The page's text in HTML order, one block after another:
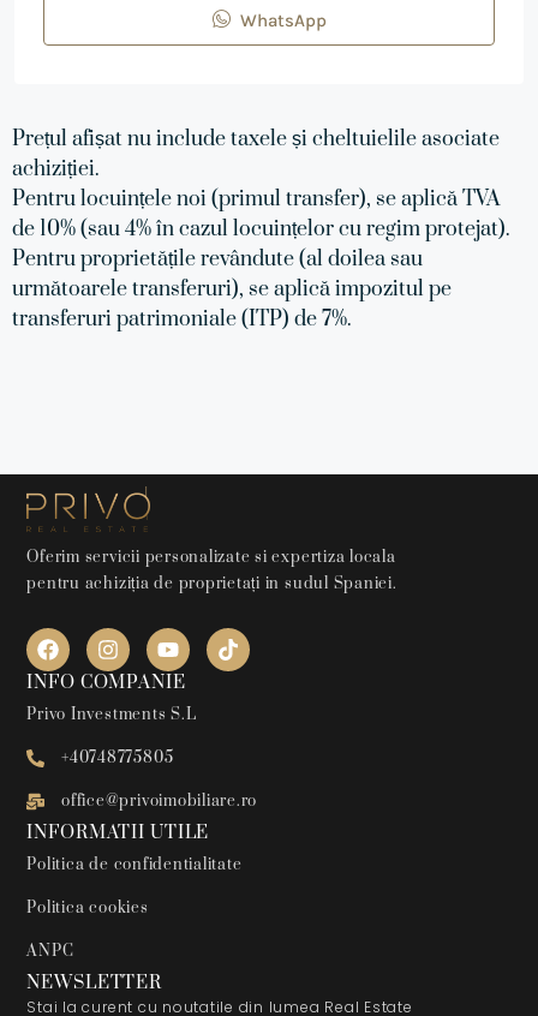
WhatsApp
Prețul afișat nu include taxele și cheltuielile asociate
achiziției.
Pentru locuințele noi (primul transfer), se aplică TVA
de 10% (sau 4% în cazul locuințelor cu regim protejat).
Pentru proprietățile revândute (al doilea sau
următoarele transferuri), se aplică impozitul pe
transferuri patrimoniale (ITP) de 7%.
Oferim servicii personalizate si expertiza locala
pentru achiziția de proprietați in sudul Spaniei.
INFO COMPANIE
Privo Investments S.L
+40748775805
office@privoimobiliare.ro
INFORMATII UTILE
Politica de confidentialitate
Politica cookies
ANPC
NEWSLETTER
Stai la curent cu noutatile din lumea Real Estate